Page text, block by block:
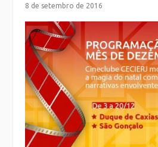
8 de setembro de 2016